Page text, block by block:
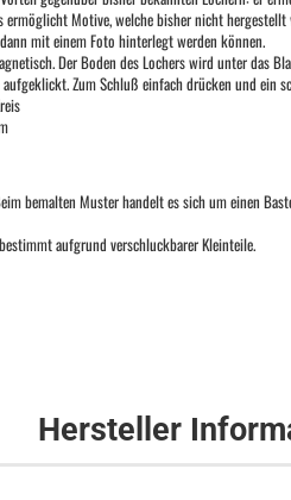
Motive, welche bisher nicht
mit einem Foto hinterlegt werden können.
Der Boden des Lochers wird unter das
Zum Schluß einfach drücken und ein
bemalten Muster handelt es sich um einen
aufgrund verschluckbarer Kleinteile.
Hersteller